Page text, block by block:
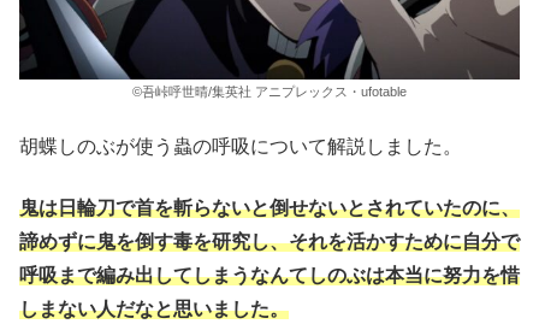
©吾峠呼世晴/集英社 アニプレックス・ufotable
胡蝶しのぶが使う蟲の呼吸について解説しました。
鬼は日輪刀で首を斬らないと倒せないとされていたのに、
諦めずに鬼を倒す毒を研究し、それを活かすために自分で
呼吸まで編み出してしまうなんてしのぶは本当に努力を惜
しまない人だなと思いました。